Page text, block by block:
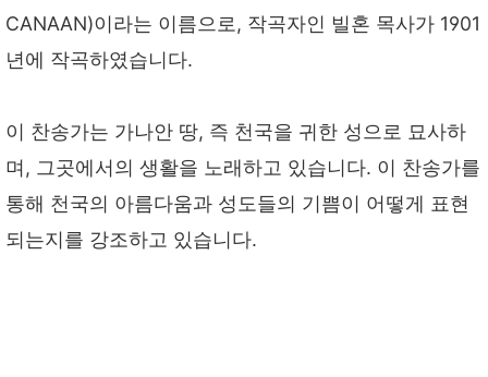
CANAAN)이라는 이름으로, 작곡자인 빌혼 목사가 1901
년에 작곡하였습니다.
이 찬송가는 가나안 땅, 즉 천국을 귀한 성으로 묘사하
며, 그곳에서의 생활을 노래하고 있습니다. 이 찬송가를
통해 천국의 아름다움과 성도들의 기쁨이 어떻게 표현
되는지를 강조하고 있습니다.